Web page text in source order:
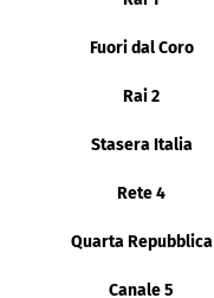
Fuori dal Coro
Rai 2
Stasera Italia
Rete 4
Quarta Repubblica
Canale 5